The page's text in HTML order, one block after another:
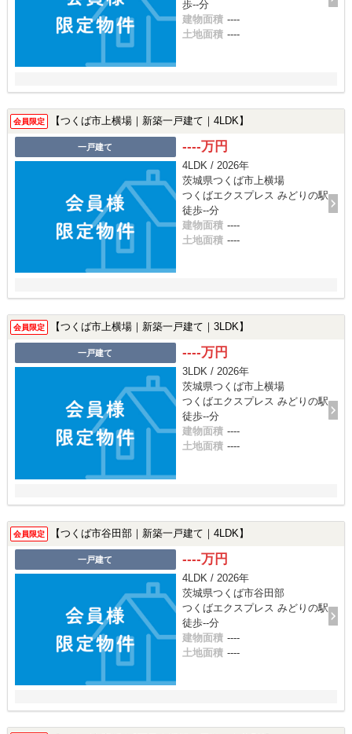
歩--分
建物面積 ----
土地面積 ----
会員限定 【つくば市上横場｜新築一戸建て｜4LDK】
一戸建て ----万円
4LDK / 2026年
茨城県つくば市上横場
つくばエクスプレス みどりの駅
徒歩--分
建物面積 ----
土地面積 ----
会員限定 【つくば市上横場｜新築一戸建て｜3LDK】
一戸建て ----万円
3LDK / 2026年
茨城県つくば市上横場
つくばエクスプレス みどりの駅
徒歩--分
建物面積 ----
土地面積 ----
会員限定 【つくば市谷田部｜新築一戸建て｜4LDK】
一戸建て ----万円
4LDK / 2026年
茨城県つくば市谷田部
つくばエクスプレス みどりの駅
徒歩--分
建物面積 ----
土地面積 ----